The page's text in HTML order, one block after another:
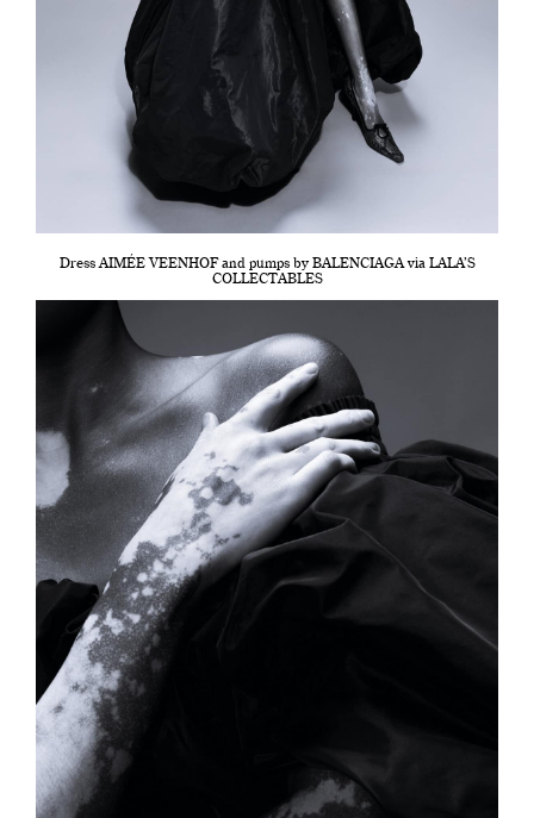
Dress AIMÉE VEENHOF and pumps by BALENCIAGA via LALA’S
COLLECTABLES